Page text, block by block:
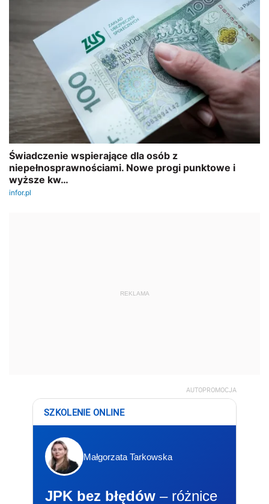
REKLAMA
AUTOPROMOCJA
SZKOLENIE ONLINE
Małgorzata Tarkowska
JPK bez błędów – różnice